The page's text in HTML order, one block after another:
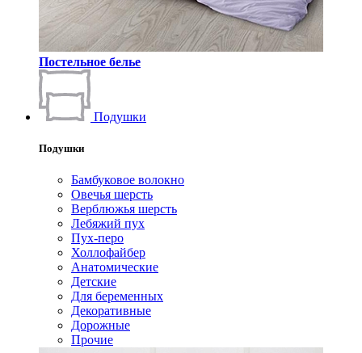
Постельное белье
Подушки
Подушки
Бамбуковое волокно
Овечья шерсть
Верблюжья шерсть
Лебяжий пух
Пух-перо
Холлофайбер
Анатомические
Детские
Для беременных
Декоративные
Дорожные
Прочие